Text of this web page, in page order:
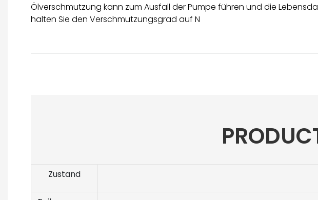
Ölverschmutzung kann zum Ausfall der Pumpe führen und die
halten Sie den Verschmutzungsgrad auf N
Zustand